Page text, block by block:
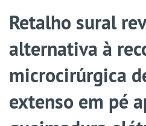
Retalho sural
alternativa à
microcirúrgica
extenso em pé